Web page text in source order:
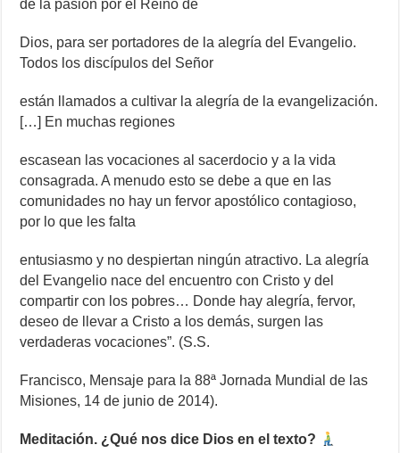
de la pasión por el Reino de
Dios, para ser portadores de la alegría del Evangelio.
Todos los discípulos del Señor
están llamados a cultivar la alegría de la evangelización.
[…] En muchas regiones
escasean las vocaciones al sacerdocio y a la vida
consagrada. A menudo esto se debe a que en las
comunidades no hay un fervor apostólico contagioso,
por lo que les falta
entusiasmo y no despiertan ningún atractivo. La alegría
del Evangelio nace del encuentro con Cristo y del
compartir con los pobres… Donde hay alegría, fervor,
deseo de llevar a Cristo a los demás, surgen las
verdaderas vocaciones”. (S.S.
Francisco, Mensaje para la 88ª Jornada Mundial de las
Misiones, 14 de junio de 2014).
Meditación. ¿Qué nos dice Dios en el texto?